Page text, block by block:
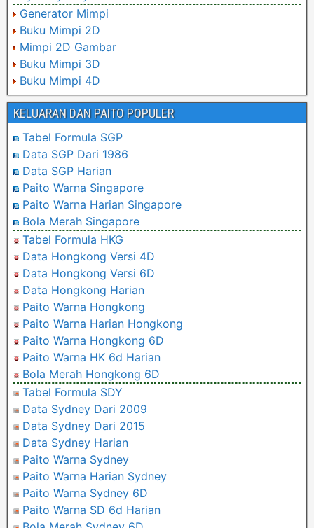
Generator Mimpi
Buku Mimpi 2D
Mimpi 2D Gambar
Buku Mimpi 3D
Buku Mimpi 4D
KELUARAN DAN PAITO POPULER
Tabel Formula SGP
Data SGP Dari 1986
Data SGP Harian
Paito Warna Singapore
Paito Warna Harian Singapore
Bola Merah Singapore
Tabel Formula HKG
Data Hongkong Versi 4D
Data Hongkong Versi 6D
Data Hongkong Harian
Paito Warna Hongkong
Paito Warna Harian Hongkong
Paito Warna Hongkong 6D
Paito Warna HK 6d Harian
Bola Merah Hongkong 6D
Tabel Formula SDY
Data Sydney Dari 2009
Data Sydney Dari 2015
Data Sydney Harian
Paito Warna Sydney
Paito Warna Harian Sydney
Paito Warna Sydney 6D
Paito Warna SD 6d Harian